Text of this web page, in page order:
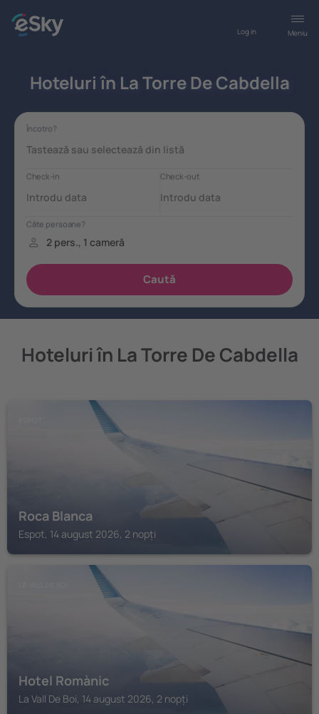
Meniu
Log in
Hoteluri în La Torre De Cabdella
Hoteluri în La Torre De Cabdella
Roca Blanca
Espot, 14 august 2026, 2 nopți
Hotel Romànic
La Vall De Boi, 14 august 2026, 2 nopți